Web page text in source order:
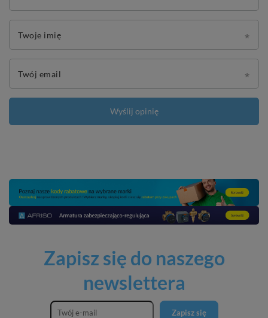
Twoje imię
Twój email
Wyślij opinię
Zapisz się do naszego
newslettera
Zapisz się